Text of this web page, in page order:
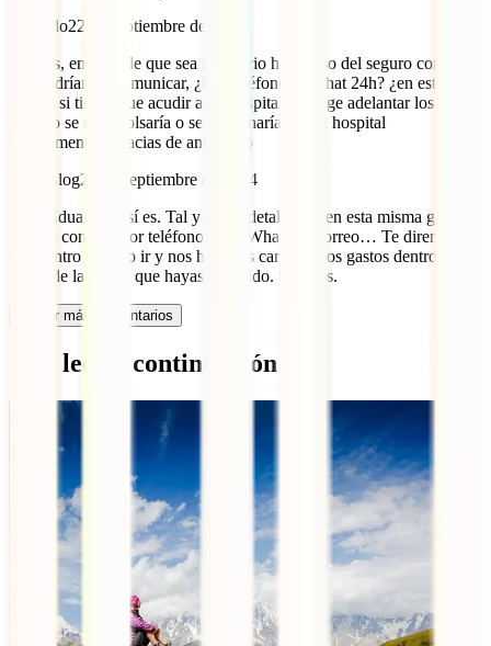
Eduardo22 de septiembre de 2024
Buenas, en caso de que sea necesario hacer uso del seguro como
nos podríamos comunicar, ¿hay teléfono y/o chat 24h? ¿en este
seguro si tienes que acudir a un hospital se exige adelantar los pagos
y luego se reembolsaría o se gestionaría con el hospital
directamente? Gracias de antemano
IATI Blog24 de septiembre de 2024
Hola Eduardo. Así es. Tal y como detallamos en esta misma guía,
puedes contactr por teléfono, app, Whatsap, correo… Te diremos a
qué centro médico ir y nos haremos cargo de los gastos dentro del
límite de la póliza que hayas escogido. Saludos.
Cargar más comentarios
Qué leer a continuación